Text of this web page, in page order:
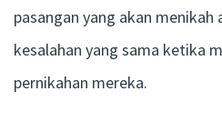
pasangan yang akan
kesalahan yang sama ketika
pernikahan mereka.